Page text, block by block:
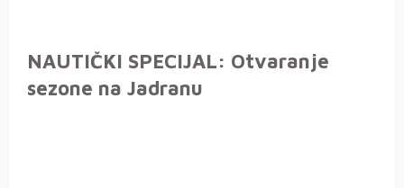
NAUTIČKI SPECIJAL: Otvaranje
sezone na Jadranu